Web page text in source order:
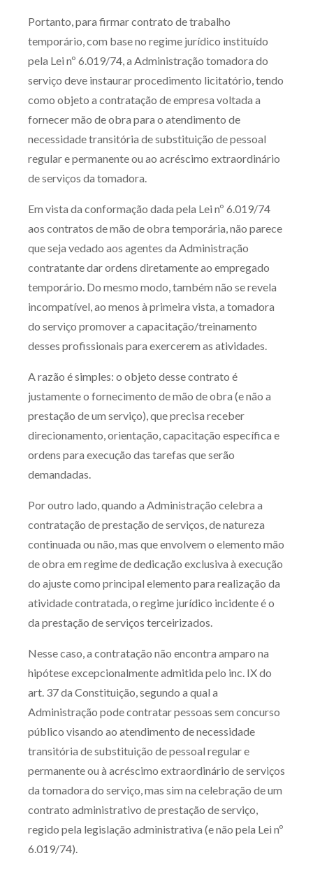
Portanto, para firmar contrato de trabalho
temporário, com base no regime jurídico instituído
pela Lei nº 6.019/74, a Administração tomadora do
serviço deve instaurar procedimento licitatório, tendo
como objeto a contratação de empresa voltada a
fornecer mão de obra para o atendimento de
necessidade transitória de substituição de pessoal
regular e permanente ou ao acréscimo extraordinário
de serviços da tomadora.
Em vista da conformação dada pela Lei nº 6.019/74
aos contratos de mão de obra temporária, não parece
que seja vedado aos agentes da Administração
contratante dar ordens diretamente ao empregado
temporário. Do mesmo modo, também não se revela
incompatível, ao menos à primeira vista, a tomadora
do serviço promover a capacitação/treinamento
desses profissionais para exercerem as atividades.
A razão é simples: o objeto desse contrato é
justamente o fornecimento de mão de obra (e não a
prestação de um serviço), que precisa receber
direcionamento, orientação, capacitação específica e
ordens para execução das tarefas que serão
demandadas.
Por outro lado, quando a Administração celebra a
contratação de prestação de serviços, de natureza
continuada ou não, mas que envolvem o elemento mão
de obra em regime de dedicação exclusiva à execução
do ajuste como principal elemento para realização da
atividade contratada, o regime jurídico incidente é o
da prestação de serviços terceirizados.
Nesse caso, a contratação não encontra amparo na
hipótese excepcionalmente admitida pelo inc. IX do
art. 37 da Constituição, segundo a qual a
Administração pode contratar pessoas sem concurso
público visando ao atendimento de necessidade
transitória de substituição de pessoal regular e
permanente ou à acréscimo extraordinário de serviços
da tomadora do serviço, mas sim na celebração de um
contrato administrativo de prestação de serviço,
regido pela legislação administrativa (e não pela Lei nº
6.019/74).